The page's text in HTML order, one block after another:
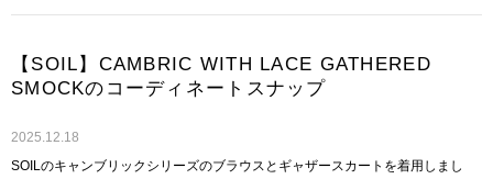
【SOIL】CAMBRIC WITH LACE GATHERED
SMOCKのコーディネートスナップ
2025.12.18
SOILのキャンブリックシリーズのブラウスとギャザースカートを着用しまし